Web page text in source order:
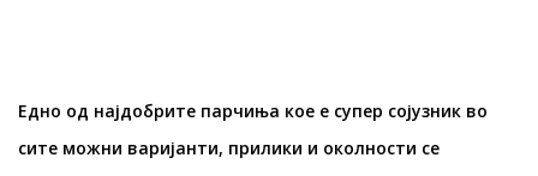
Едно од најдобрите парчиња кое е супер сојузник во
сите можни варијанти, прилики и околности се